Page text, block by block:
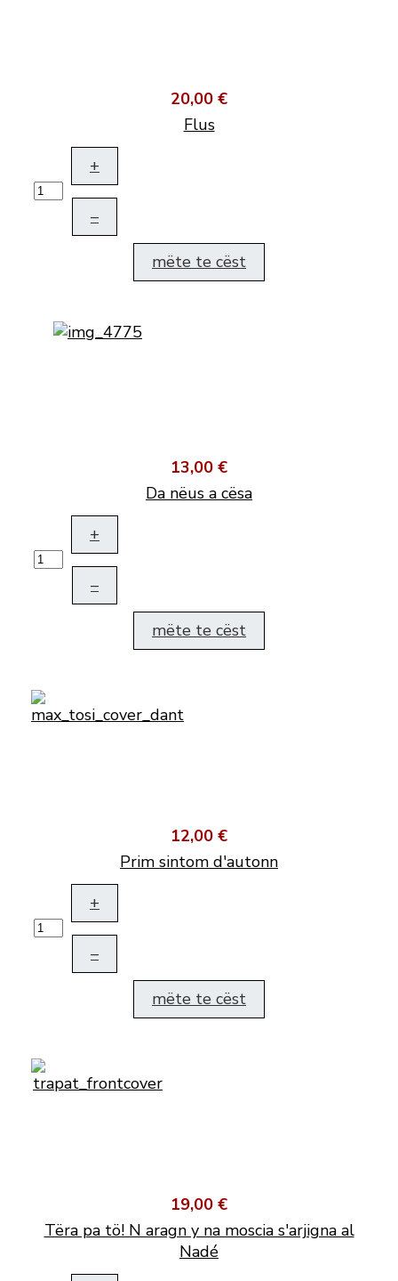
20,00 €
Flus
+
–
mëte te cëst
13,00 €
Da nëus a cësa
+
–
mëte te cëst
12,00 €
Prim sintom d'autonn
+
–
mëte te cëst
19,00 €
Tëra pa tö! N aragn y na moscia s'arjigna al
Nadé